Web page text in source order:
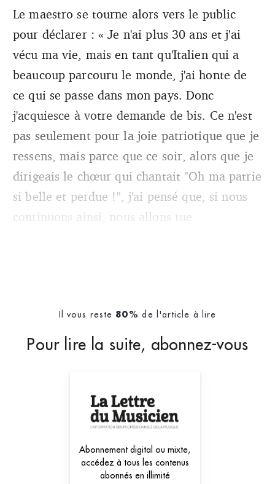
Le maestro se tourne alors vers le public
pour déclarer : « Je n'ai plus 30 ans et j'ai
vécu ma vie, mais en tant qu'Italien qui a
beaucoup parcouru le monde, j'ai honte de
ce qui se passe dans mon pays. Donc
j'acquiesce à votre demande de bis. Ce n'est
pas seulement pour la joie patriotique que je
ressens, mais parce que ce soir, alors que je
dirigeais le chœur qui chantait "Oh ma patrie
si belle et perdue !", j'ai pensé que, si nous
continuons ainsi, nous allons tue
Il vous reste 80% de l'article à lire
Pour lire la suite, abonnez-vous
Abonnement digital ou mixte,
accédez à tous les contenus
abonnés en illimité